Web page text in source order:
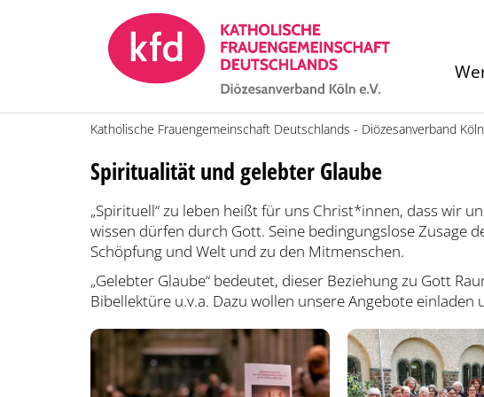
Katholische Frauengemeinschaft Deutschlands - Diözesanverband Köln
Spiritualität und gelebter Glaube
„Spirituell“ zu leben heißt für uns Christ*innen, dass wir
wissen dürfen durch Gott. Seine bedingungslose Zusage
Schöpfung und Welt und zu den Mitmenschen.
„Gelebter Glaube“ bedeutet, dieser Beziehung zu Gott
Bibellektüre u.v.a. Dazu wollen unsere Angebote einladen